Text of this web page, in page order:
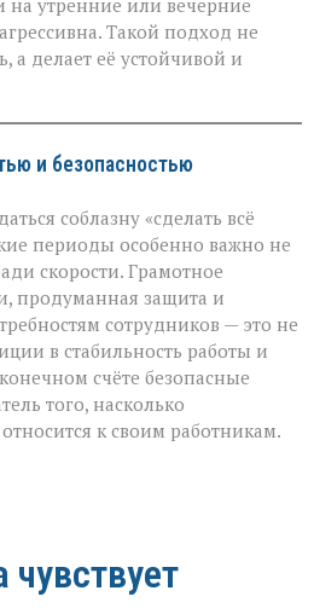
на утренние или вечерние
Такой подход не
а делает её устойчивой и
и безопасностью
соблазну «сделать всё
периоды особенно важно не
скорости. Грамотное
продуманная защита и
сотрудников — это не
в стабильность работы и
счёте безопасные
того, насколько
к своим работникам.